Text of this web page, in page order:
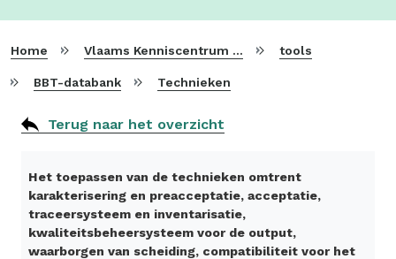
Home Vlaams Kenniscentrum voor Beste Beschikbare Technieken tools
BBT-databank Technieken
Terug naar het overzicht
Het toepassen van de technieken omtrent
karakterisering en preacceptatie, acceptatie,
traceersysteem en inventarisatie,
kwaliteitsbeheersysteem voor de output,
waarborgen van scheiding, compatibiliteit voor het